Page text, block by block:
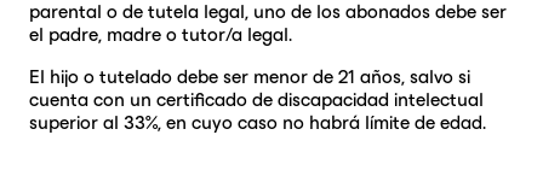
parental o de tutela legal, uno de los abonados debe ser
el padre, madre o tutor/a legal.
El hijo o tutelado debe ser menor de 21 años, salvo si
cuenta con un certificado de discapacidad intelectual
superior al 33%, en cuyo caso no habrá límite de edad.